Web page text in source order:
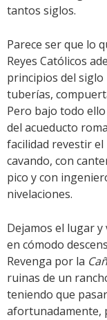
tantos siglos.
Parece ser que lo
Reyes Católicos
principios del siglo
tuberías,
Pero bajo todo
del acueducto
facilidad revestir
cavando, con
pico y con
nivelaciones.
Dejamos el lugar
en cómodo
Revenga por la
ruinas de un
teniendo que
afortunadamente,